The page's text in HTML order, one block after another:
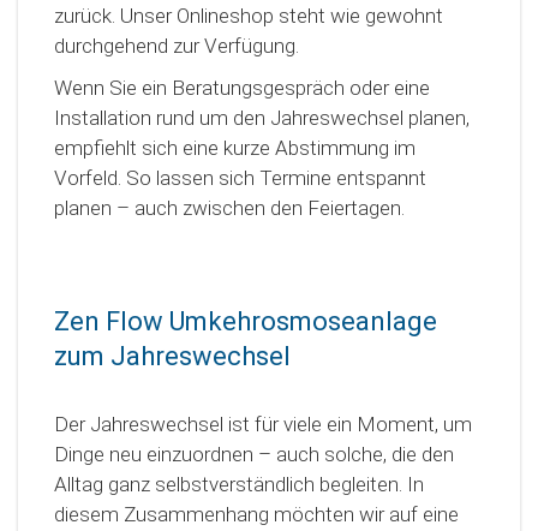
zurück. Unser Onlineshop steht wie gewohnt
durchgehend zur Verfügung.
Wenn Sie ein Beratungsgespräch oder eine
Installation rund um den Jahreswechsel planen,
empfiehlt sich eine kurze Abstimmung im
Vorfeld. So lassen sich Termine entspannt
planen – auch zwischen den Feiertagen.
Zen Flow Umkehrosmoseanlage
zum Jahreswechsel
Der Jahreswechsel ist für viele ein Moment, um
Dinge neu einzuordnen – auch solche, die den
Alltag ganz selbstverständlich begleiten. In
diesem Zusammenhang möchten wir auf eine